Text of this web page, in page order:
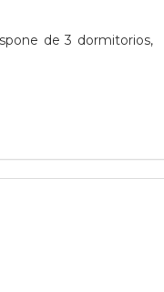
de 3 dormitorios,